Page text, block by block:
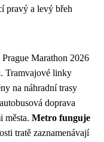
pravý a levý břeh
Marathon 2026
Tramvajové linky
na náhradní trasy
doprava
města. Metro funguje
tratě zaznamenávají